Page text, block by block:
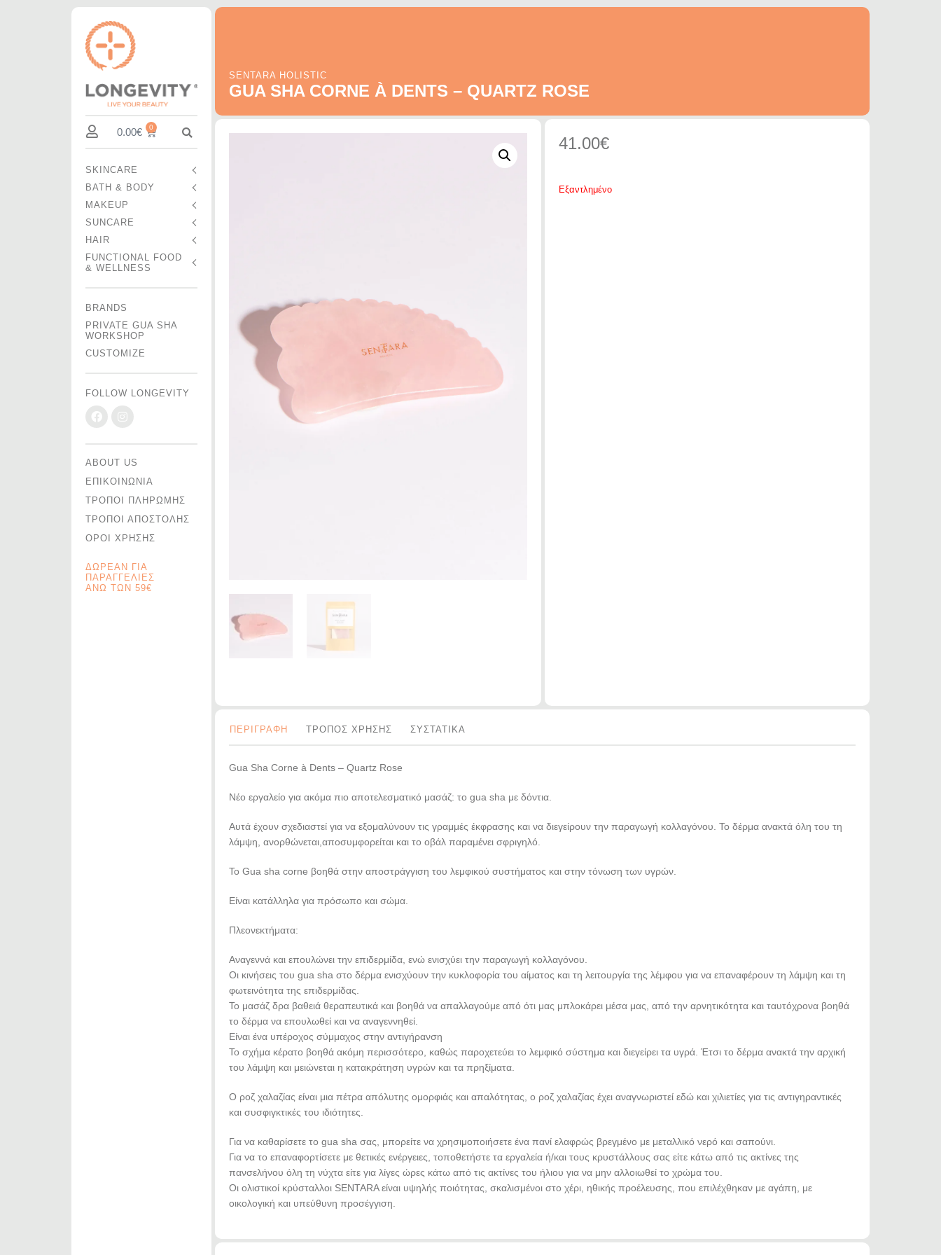
0.00€ 0
SKINCARE
BATH & BODY
MAKEUP
SUNCARE
HAIR
FUNCTIONAL FOOD
& WELLNESS
BRANDS
PRIVATE GUA SHA
WORKSHOP
CUSTOMIZE
FOLLOW LONGEVITY
ABOUT US
ΕΠΙΚΟΙΝΩΝΙΑ
ΤΡΟΠΟΙ ΠΛΗΡΩΜΗΣ
ΤΡΟΠΟΙ ΑΠΟΣΤΟΛΗΣ
ΟΡΟΙ ΧΡΗΣΗΣ
ΔΩΡΕΑΝ ΓΙΑ
ΠΑΡΑΓΓΕΛΙΕΣ
ΑΝΩ ΤΩΝ 59€
SENTARA HOLISTIC
GUA SHA CORNE À DENTS – QUARTZ ROSE
41.00€
Εξαντλημένο
ΠΕΡΙΓΡΑΦΗ ΤΡΟΠΟΣ ΧΡΗΣΗΣ ΣΥΣΤΑΤΙΚΑ
Gua Sha Corne à Dents – Quartz Rose
Νέο εργαλείο για ακόμα πιο αποτελεσματικό μασάζ: το gua sha με δόντια.
Αυτά έχουν σχεδιαστεί για να εξομαλύνουν τις γραμμές έκφρασης και να διεγείρουν την παραγωγή κολλαγόνου. Το δέρμα ανακτά όλη του τη
λάμψη, ανορθώνεται,αποσυμφορείται και το οβάλ παραμένει σφριγηλό.
Το Gua sha corne βοηθά στην αποστράγγιση του λεμφικού συστήματος και στην τόνωση των υγρών.
Είναι κατάλληλα για πρόσωπο και σώμα.
Πλεονεκτήματα:
Αναγεννά και επουλώνει την επιδερμίδα, ενώ ενισχύει την παραγωγή κολλαγόνου.
Οι κινήσεις του gua sha στο δέρμα ενισχύουν την κυκλοφορία του αίματος και τη λειτουργία της λέμφου για να επαναφέρουν τη λάμψη και τη
φωτεινότητα της επιδερμίδας.
Το μασάζ δρα βαθειά θεραπευτικά και βοηθά να απαλλαγούμε από ότι μας μπλοκάρει μέσα μας, από την αρνητικότητα και ταυτόχρονα βοηθά
το δέρμα να επουλωθεί και να αναγεννηθεί.
Είναι ένα υπέροχος σύμμαχος στην αντιγήρανση
Το σχήμα κέρατο βοηθά ακόμη περισσότερο, καθώς παροχετεύει το λεμφικό σύστημα και διεγείρει τα υγρά. Έτσι το δέρμα ανακτά την αρχική
του λάμψη και μειώνεται η κατακράτηση υγρών και τα πρηξίματα.
Ο ροζ χαλαζίας είναι μια πέτρα απόλυτης ομορφιάς και απαλότητας, ο ροζ χαλαζίας έχει αναγνωριστεί εδώ και χιλιετίες για τις αντιγηραντικές
και συσφιγκτικές του ιδιότητες.
Για να καθαρίσετε το gua sha σας, μπορείτε να χρησιμοποιήσετε ένα πανί ελαφρώς βρεγμένο με μεταλλικό νερό και σαπούνι.
Για να το επαναφορτίσετε με θετικές ενέργειες, τοποθετήστε τα εργαλεία ή/και τους κρυστάλλους σας είτε κάτω από τις ακτίνες της
πανσελήνου όλη τη νύχτα είτε για λίγες ώρες κάτω από τις ακτίνες του ήλιου για να μην αλλοιωθεί το χρώμα του.
Οι ολιστικοί κρύσταλλοι SENTARA είναι υψηλής ποιότητας, σκαλισμένοι στο χέρι, ηθικής προέλευσης, που επιλέχθηκαν με αγάπη, με
οικολογική και υπεύθυνη προσέγγιση.